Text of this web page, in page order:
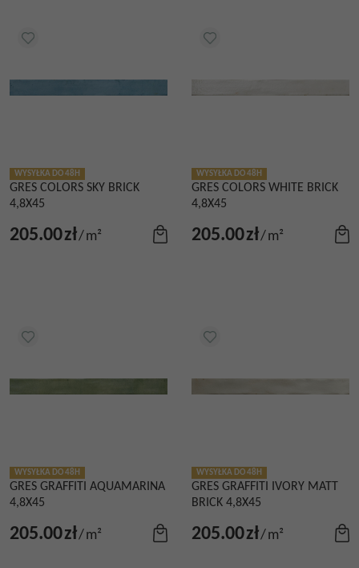
WYSYŁKA DO 48H
GRES COLORS SKY BRICK
4,8X45
205.00zł/m²
WYSYŁKA DO 48H
GRES COLORS WHITE BRICK
4,8X45
205.00zł/m²
WYSYŁKA DO 48H
GRES GRAFFITI AQUAMARINA
4,8X45
205.00zł/m²
WYSYŁKA DO 48H
GRES GRAFFITI IVORY MATT
BRICK 4,8X45
205.00zł/m²